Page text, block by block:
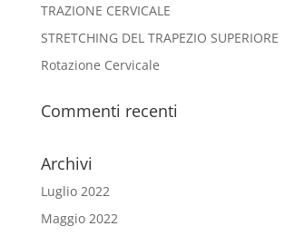
TRAZIONE CERVICALE
STRETCHING DEL TRAPEZIO SUPERIORE
Rotazione Cervicale
Commenti recenti
Archivi
Luglio 2022
Maggio 2022